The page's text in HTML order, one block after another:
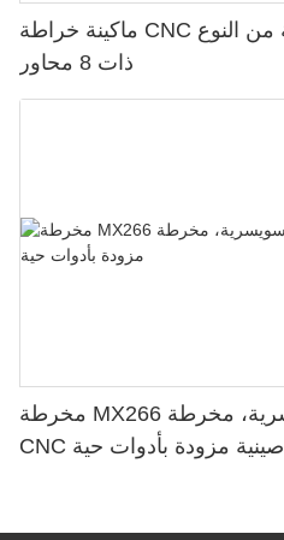
ماكينة خراطة CNC سويسرية من النوع JSWAY D208
ذات 8 محاور
مخرطة MX266 كهربائية بستة محاور سويسرية، مخرطة
CNC صينية مزودة بأدوات حية